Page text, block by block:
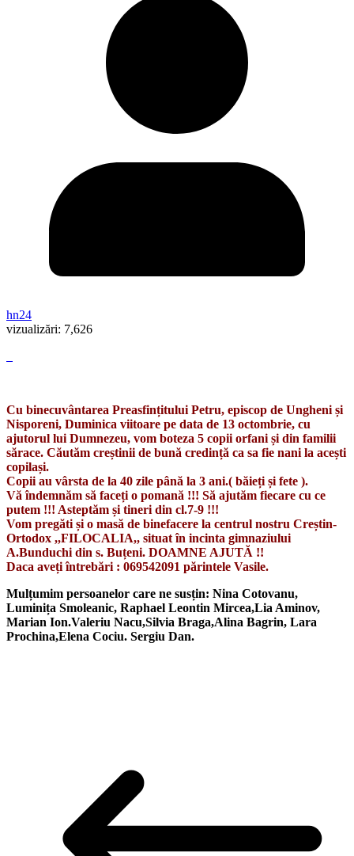
hn24
vizualizări: 7,626
Cu binecuvântarea Preasfințitului Petru, episcop de Ungheni și
Nisporeni, Duminica viitoare pe data de 13 octombrie, cu
ajutorul lui Dumnezeu, vom boteza 5 copii orfani și din familii
sărace. Căutăm creștinii de bună credință ca sa fie nani la acești
copilași.
Copii au vârsta de la 40 zile până la 3 ani.( băieți și fete ).
Vă îndemnăm să faceți o pomană !!! Să ajutăm fiecare cu ce
putem !!! Asteptăm și tineri din cl.7-9 !!!
Vom pregăti și o masă de binefacere la centrul nostru Creștin-
Ortodox ,,FILOCALIA,, situat în incinta gimnaziului
A.Bunduchi din s. Buțeni. DOAMNE AJUTĂ !!
Daca aveți întrebări : 069542091 părintele Vasile.
Mulțumim persoanelor care ne susțin: Nina Cotovanu,
Luminița Smoleanic, Raphael Leontin Mircea,Lia Aminov,
Marian Ion.Valeriu Nacu,Silvia Braga,Alina Bagrin, Lara
Prochina,Elena Cociu. Sergiu Dan.